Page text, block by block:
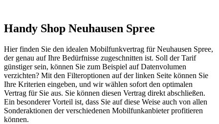
Handy Shop Neuhausen Spree
Hier finden Sie den idealen Mobilfunkvertrag für Neuhausen Spree,
der genau auf Ihre Bedürfnisse zugeschnitten ist. Soll der Tarif
günstiger sein, können Sie zum Beispiel auf Datenvolumen
verzichten? Mit den Filteroptionen auf der linken Seite können Sie
Ihre Kriterien eingeben, und wir wählen sofort den optimalen
Vertrag für Sie aus. Sie können diesen Vertrag direkt abschließen.
Ein besonderer Vorteil ist, dass Sie auf diese Weise auch von allen
Sonderaktionen der verschiedenen Mobilfunkanbieter profitieren
können.